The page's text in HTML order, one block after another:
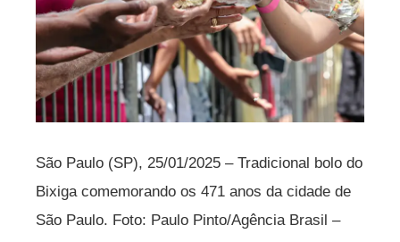
São Paulo (SP), 25/01/2025 – Tradicional bolo do
Bixiga comemorando os 471 anos da cidade de
São Paulo. Foto: Paulo Pinto/Agência Brasil –